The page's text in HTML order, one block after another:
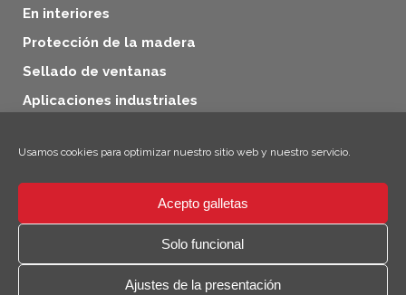
Usamos cookies para optimizar nuestro sitio web y nuestro servicio.
Acepto galletas
Solo funcional
Ajustes de la presentación
En interiores
Protección de la madera
Sellado de ventanas
Aplicaciones industriales
© 2026 SICC Coatings GmbH
¡Hola! ¡Soy Climo!